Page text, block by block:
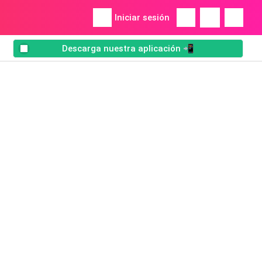
Iniciar sesión
Descarga nuestra aplicación 📲